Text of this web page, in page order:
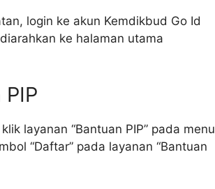
login ke akun Kemdikbud Go Id
ke halaman utama
layanan “Bantuan PIP” pada menu
“Daftar” pada layanan “Bantuan